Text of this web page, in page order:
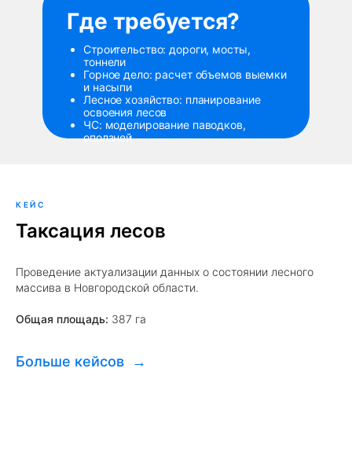
Где требуется?
Строительство: дороги, мосты,
тоннели
Горное дело: расчет объемов выемки
и насыпи
Лесное хозяйство: планирование
освоения лесов
ЧС: моделирование паводков,
оползней
КЕЙС
Таксация лесов
Проведение актуализации данных о состоянии лесного
массива в Новгородской области.
Общая площадь: 387 га
Больше кейсов